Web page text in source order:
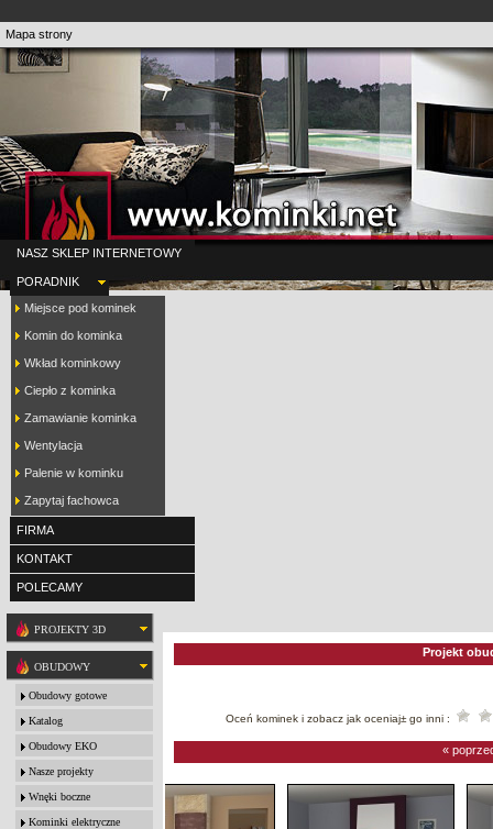
Mapa strony
NASZ SKLEP INTERNETOWY
PORADNIK
Miejsce pod kominek
Komin do kominka
Wkład kominkowy
Ciepło z kominka
Zamawianie kominka
Wentylacja
Palenie w kominku
Zapytaj fachowca
FIRMA
KONTAKT
POLECAMY
PROJEKTY 3D
OBUDOWY
Obudowy gotowe
Katalog
Obudowy EKO
Nasze projekty
Wnęki boczne
Kominki elektryczne
Projekt
Oceń kominek i zobacz jak oceniaj± go inni :
«